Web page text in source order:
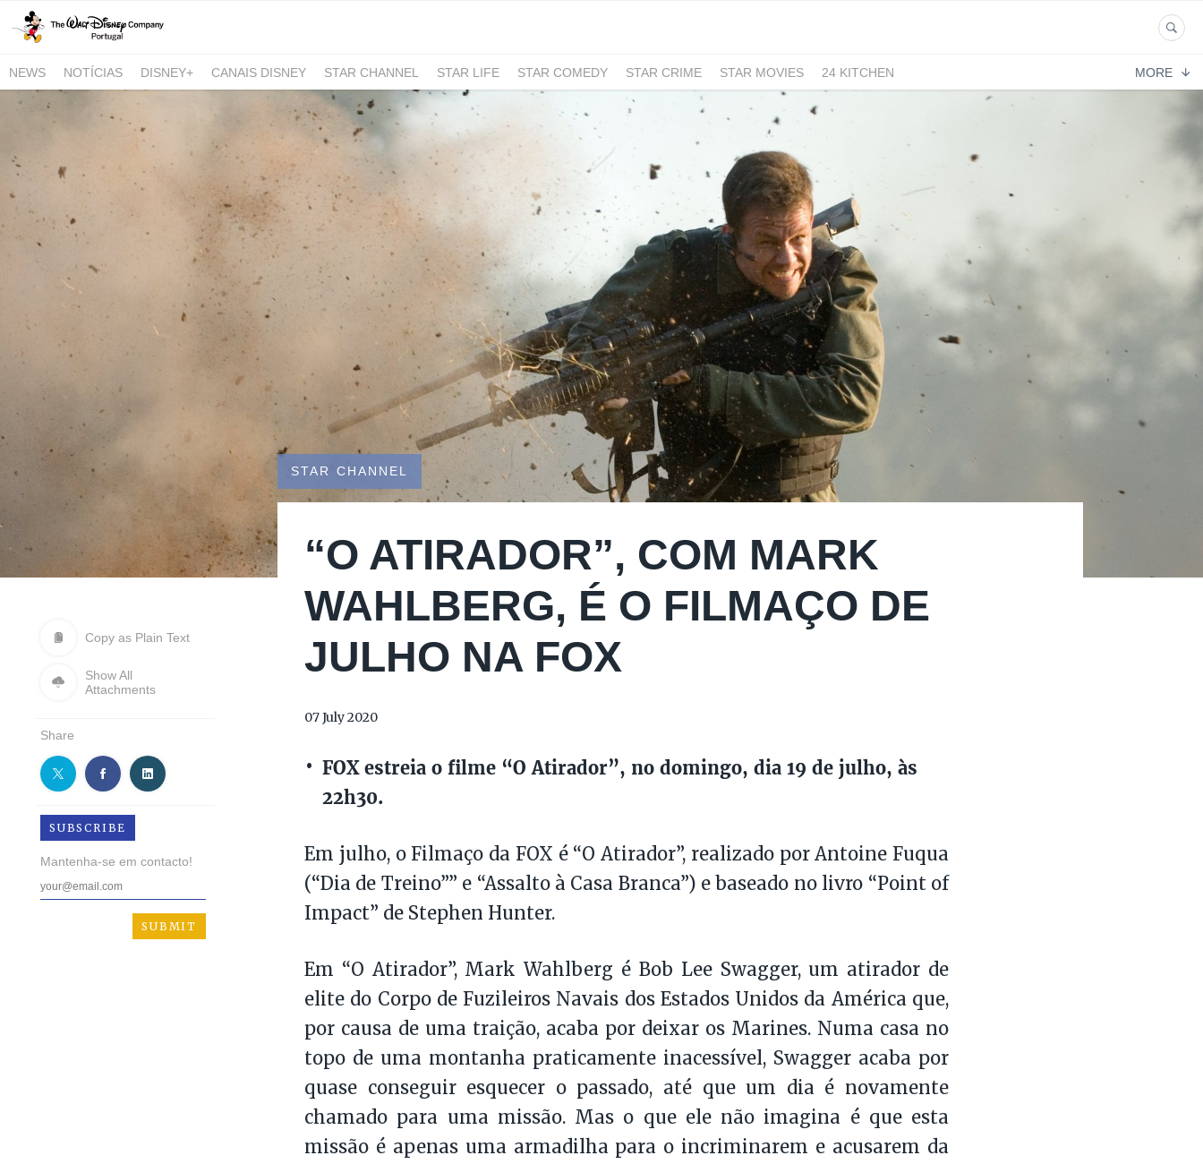
NEWS NOTÍCIAS DISNEY+ CANAIS DISNEY STAR CHANNEL STAR LIFE STAR COMEDY STAR CRIME STAR MOVIES
24 KITCHEN
NATIONAL GEOGRAPHIC AND NATIONAL GEOGRAPHIC WILD
MORE
Copy as Plain Text
Show All
Attachments
Share
SUBSCRIBE
Mantenha-se em contacto!
STAR CHANNEL
“O ATIRADOR”, COM MARK
WAHLBERG, É O FILMAÇO DE
JULHO NA FOX
07 July 2020
FOX estreia o filme “O Atirador”, no domingo, dia 19 de julho, às
22h30.
Em julho, o Filmaço da FOX é “O Atirador”, realizado por Antoine Fuqua
(“Dia de Treino”” e “Assalto à Casa Branca”) e baseado no livro “Point of
Impact” de Stephen Hunter.
Em “O Atirador”, Mark Wahlberg é Bob Lee Swagger, um atirador de
elite do Corpo de Fuzileiros Navais dos Estados Unidos da América que,
por causa de uma traição, acaba por deixar os Marines. Numa casa no
topo de uma montanha praticamente inacessível, Swagger acaba por
quase conseguir esquecer o passado, até que um dia é novamente
chamado para uma missão. Mas o que ele não imagina é que esta
missão é apenas uma armadilha para o incriminarem e acusarem da